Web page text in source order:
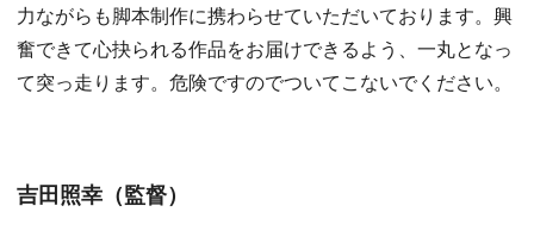
力ながらも脚本制作に携わらせていただいております。興
奮できて心抉られる作品をお届けできるよう、一丸となっ
て突っ走ります。危険ですのでついてこないでください。
吉田照幸（監督）